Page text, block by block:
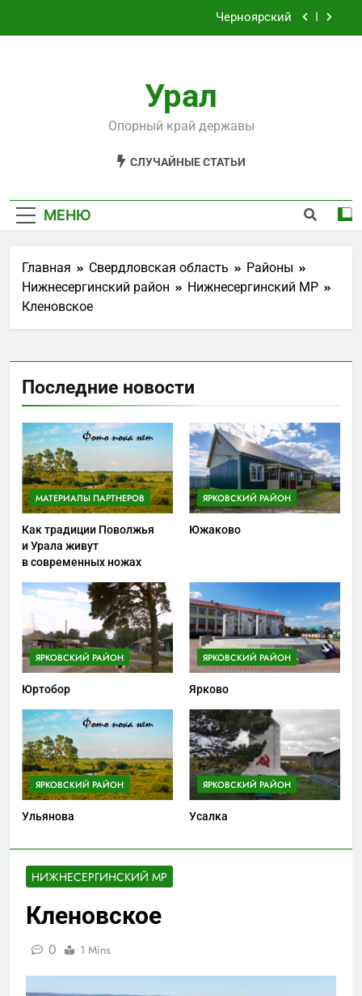
Черноярский
Староуткинск
Черноярский
Урал
Опорный край державы
СЛУЧАЙНЫЕ СТАТЬИ
МЕНЮ
Главная Свердловская область
Районы
Нижнесергинский район
Нижнесергинский МР
Кленовское
НИЖНЕСЕРГИНСКИЙ МР
Кленовское
0 1 Mins
Последние новости
МАТЕРИАЛЫ ПАРТНЕРОВ
Как традиции Поволжья
и Урала живут
в современных ножах
ЯРКОВСКИЙ РАЙОН
Южаково
ЯРКОВСКИЙ РАЙОН
Юртобор
ЯРКОВСКИЙ РАЙОН
Ярково
ЯРКОВСКИЙ РАЙОН
Ульянова
ЯРКОВСКИЙ РАЙОН
Усалка